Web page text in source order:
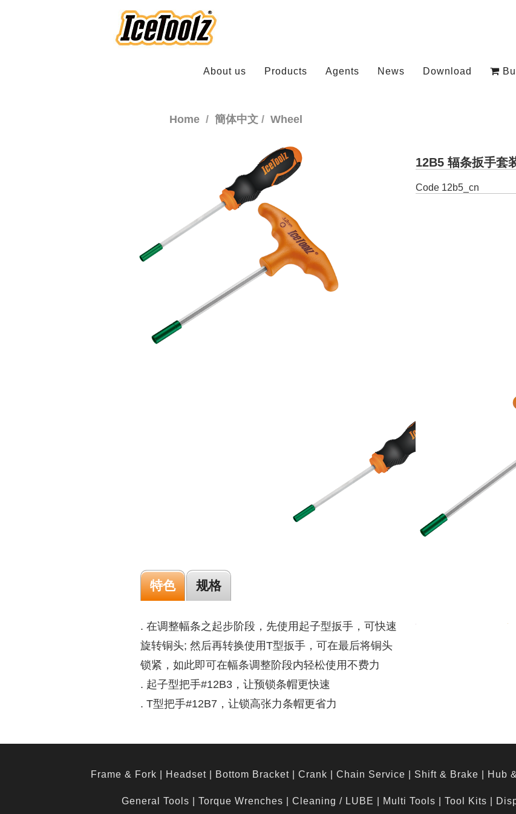
About us Products Agents News Download
Home 簡体中文 Wheel
12B5 辐条扳手套
Code 12b5_cn
特色 规格
. 在调整幅条之起步阶段，先使用起子型扳手，可快速
旋转铜头; 然后再转换使用T型扳手，可在最后将铜头
锁紧，如此即可在幅条调整阶段内轻松使用不费力
. 起子型把手#12B3，让预锁条帽更快速
. T型把手#12B7，让锁高张力条帽更省力
Frame & Fork Headset Bottom Bracket Crank Chain Service Shift & Brake Hub
General Tools Torque Wrenches Cleaning / LUBE Multi Tools Tool Kits